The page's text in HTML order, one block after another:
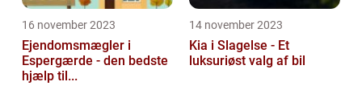
16 november 2023
Ejendomsmægler i
Espergærde - den bedste
hjælp til...
14 november 2023
Kia i Slagelse - Et
luksuriøst valg af bil